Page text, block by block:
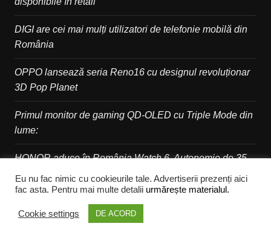
DIGI are cei mai mulți utilizatori de telefonie mobilă din
România
OPPO lansează seria Reno16 cu designul revoluționar
3D Pop Planet
Primul monitor de gaming QD-OLED cu Triple Mode din
lume:
HONOR aduce în România Watch 6. Autonomie de 35
de zile
Eu nu fac nimic cu cookieurile tale. Advertiserii prezenți aici
fac asta. Pentru mai multe detalii urmărește materialul.
Cookie settings DE ACORD